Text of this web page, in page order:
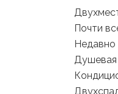
Почти
Недавно
Душевая